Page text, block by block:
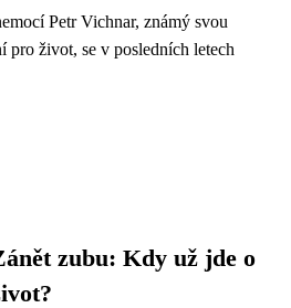
Petr Vichnar, známý svou
pro život, se v posledních letech
zubu: Kdy už jde o